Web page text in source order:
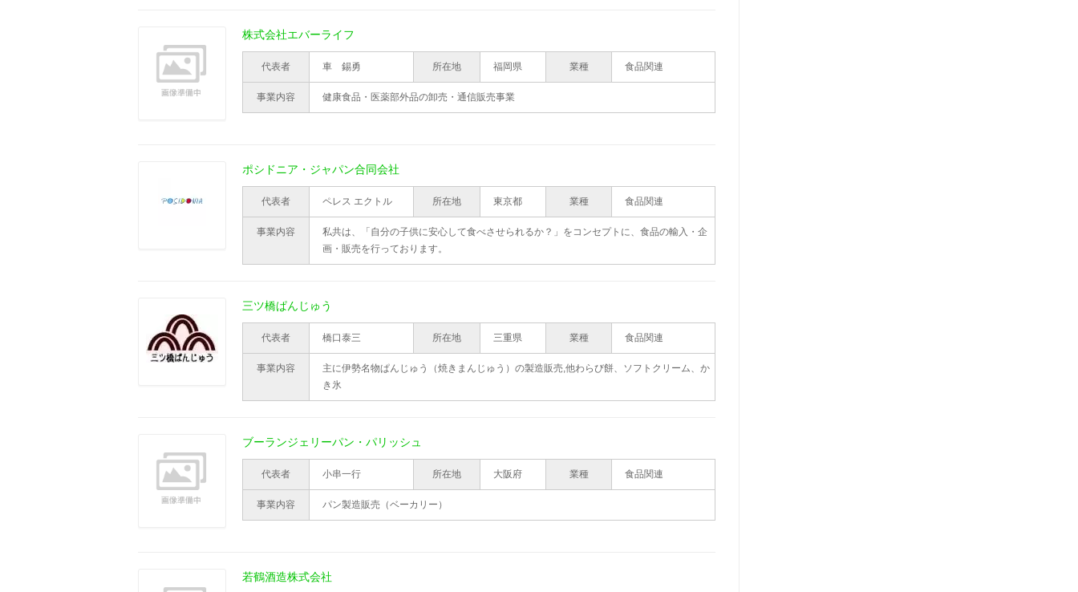
株式会社エバーライフ
代表者 車 錫勇 所在地 福岡県 業種 食品関連
事業内容 健康食品・医薬部外品の卸売・通信販売事業
ポシドニア・ジャパン合同会社
代表者 ペレス エクトル 所在地 東京都 業種 食品関連
事業内容
私共は、「自分の子供に安心して食べさせられるか？」をコンセプトに、食品の輸入・企
画・販売を行っております。
三ツ橋ぱんじゅう
代表者 橋口泰三 所在地 三重県 業種 食品関連
事業内容
主に伊勢名物ぱんじゅう（焼きまんじゅう）の製造販売,他わらび餅、ソフトクリーム、か
き氷
ブーランジェリーパン・パリッシュ
代表者 小串一行 所在地 大阪府 業種 食品関連
事業内容 パン製造販売（ベーカリー）
若鶴酒造株式会社